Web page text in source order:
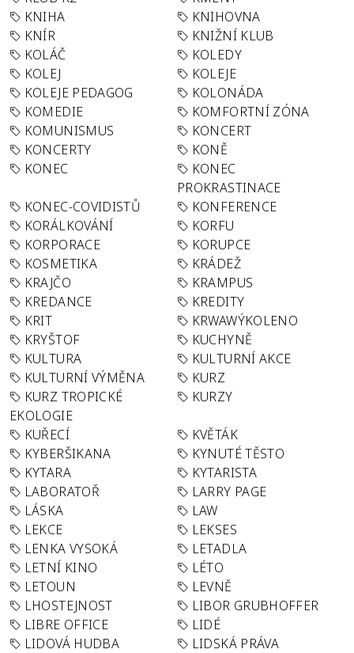
KNIHA
KNIHOVNA
KNÍR
KNIŽNÍ KLUB
KOLÁČ
KOLEDY
KOLEJ
KOLEJE
KOLEJE PEDAGOG
KOLONÁDA
KOMEDIE
KOMFORTNÍ ZÓNA
KOMUNISMUS
KONCERT
KONCERTY
KONĚ
KONEC
KONEC
PROKRASTINACE
KONEC-COVIDISTŮ
KONFERENCE
KORÁLKOVÁNÍ
KORFU
KORPORACE
KORUPCE
KOSMETIKA
KRÁDEŽ
KRAJČO
KRAMPUS
KREDANCE
KREDITY
KRIT
KRWAWÝKOLENO
KRYŠTOF
KUCHYNĚ
KULTURA
KULTURNÍ AKCE
KULTURNÍ VÝMĚNA
KURZ
KURZ TROPICKÉ
EKOLOGIE
KURZY
KUŘECÍ
KVĚTÁK
KYBERŠIKANA
KYNUTÉ TĚSTO
KYTARA
KYTARISTA
LABORATOŘ
LARRY PAGE
LÁSKA
LAW
LEKCE
LEKSES
LENKA VYSOKÁ
LETADLA
LETNÍ KINO
LÉTO
LETOUN
LEVNĚ
LHOSTEJNOST
LIBOR GRUBHOFFER
LIBRE OFFICE
LIDÉ
LIDOVÁ HUDBA
LIDSKÁ PRÁVA